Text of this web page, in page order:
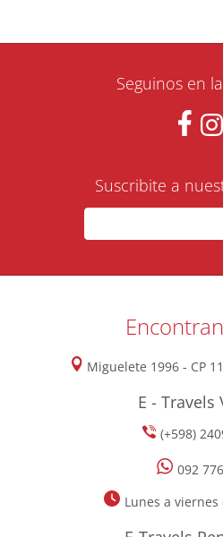
Seguinos en
Suscribite a
Miguelete 1996 - CP
E - Travels
(+598)
092
Lunes a viernes